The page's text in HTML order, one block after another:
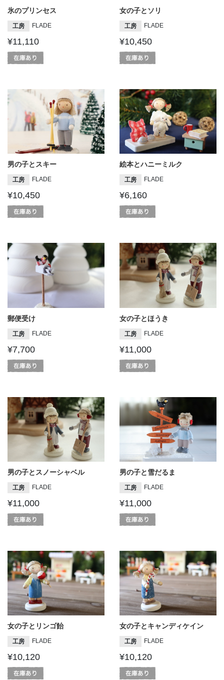
氷のプリンセス
工房 FLADE
¥11,110
女の子とソリ
工房 FLADE
¥10,450
男の子とスキー
工房 FLADE
¥10,450
絵本とハニーミルク
工房 FLADE
¥6,160
郵便受け
工房 FLADE
¥7,700
女の子とほうき
工房 FLADE
¥11,000
男の子とスノーシャベル
工房 FLADE
¥11,000
男の子と雪だるま
工房 FLADE
¥11,000
女の子とリンゴ飴
工房 FLADE
¥10,120
女の子とキャンディケイン
工房 FLADE
¥10,120